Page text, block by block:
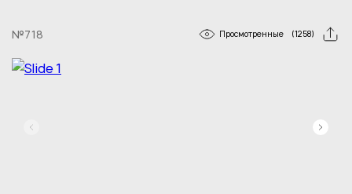
№718 Просмотренные (1258)